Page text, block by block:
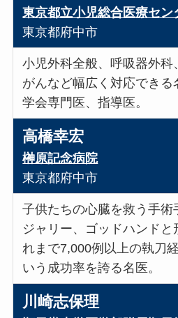
東京都立小児総合医療セン
東京都府中市
小児外科全般、呼吸器外科
がんなど幅広く対応でき
学会専門医、指導医。
高橋幸宏
榊原記念病院
東京都府中市
子供たちの心臓を救う手術
ジャリー、ゴッドハンドと
れまで7,000例以上の執刀
いう成功率を誇る名医。
川崎志保理